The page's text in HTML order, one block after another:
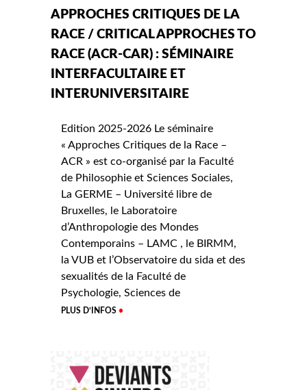
APPROCHES CRITIQUES DE LA
RACE / CRITICAL APPROCHES TO
RACE (ACR-CAR) : SÉMINAIRE
INTERFACULTAIRE ET
INTERUNIVERSITAIRE
Edition 2025-2026 Le séminaire
« Approches Critiques de la Race –
ACR » est co-organisé par la Faculté
de Philosophie et Sciences Sociales,
La GERME – Université libre de
Bruxelles, le Laboratoire
d’Anthropologie des Mondes
Contemporains – LAMC , le BIRMM,
la VUB et l’Observatoire du sida et des
sexualités de la Faculté de
Psychologie, Sciences de
PLUS D’INFOS